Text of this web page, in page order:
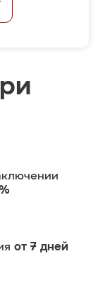
от 7 дней